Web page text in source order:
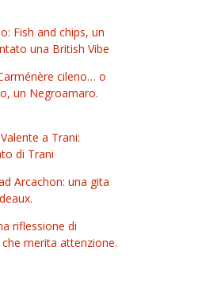
Fish and chips, un
una British Vibe
cileno… o
un Negroamaro.
a Trani:
di Trani
Arcachon: una gita
riflessione di
merita attenzione.